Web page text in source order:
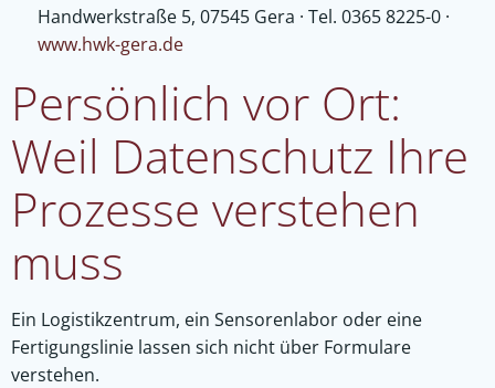
Handwerkstraße 5, 07545 Gera · Tel. 0365 8225-0 ·
www.hwk-gera.de
Persönlich vor Ort:
Weil Datenschutz Ihre
Prozesse verstehen
muss
Ein Logistikzentrum, ein Sensorenlabor oder eine
Fertigungslinie lassen sich nicht über Formulare
verstehen.